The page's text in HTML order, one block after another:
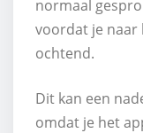
normaal
voordat je naar
ochtend.
Dit kan een
omdat je het